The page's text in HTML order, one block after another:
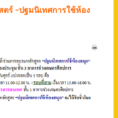
ตร์ -ปฐมนิเทศการใช้ห้อง